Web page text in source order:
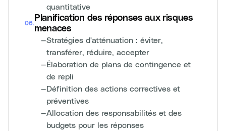
quantitative
06.
Planification des réponses aux risques
menaces
—Stratégies d'atténuation : éviter,
transférer, réduire, accepter
—Élaboration de plans de contingence et
de repli
—Définition des actions correctives et
préventives
—Allocation des responsabilités et des
budgets pour les réponses